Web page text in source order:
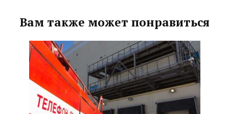
Вам также может понравиться